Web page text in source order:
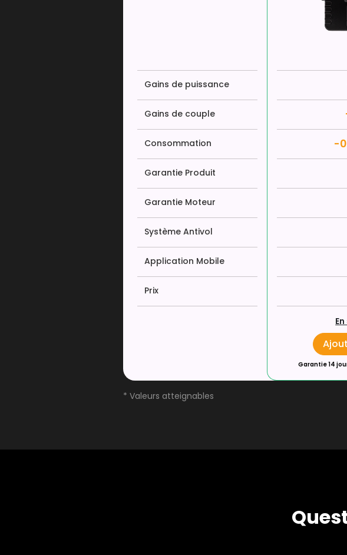
Gains de puissance
Gains de couple
Consommation -
Garantie Produit
Garantie Moteur
Système Antivol
Application Mobile
Prix
Garantie 14
* Valeurs atteignables